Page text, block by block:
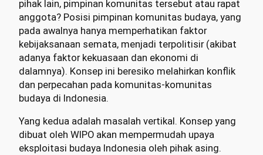
pihak lain, pimpinan komunitas tersebut atau rapat
anggota? Posisi pimpinan komunitas budaya, yang
pada awalnya hanya memperhatikan faktor
kebijaksanaan semata, menjadi terpolitisir (akibat
adanya faktor kekuasaan dan ekonomi di
dalamnya). Konsep ini beresiko melahirkan konflik
dan perpecahan pada komunitas-komunitas
budaya di Indonesia.
Yang kedua adalah masalah vertikal. Konsep yang
dibuat oleh WIPO akan mempermudah upaya
eksploitasi budaya Indonesia oleh pihak asing.